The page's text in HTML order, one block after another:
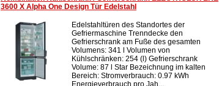
3600 X Alpha One Design Tür Edelstahl
Edelstahltüren des Standortes der
Gefriermaschine Trenndecke den
Gefrierschrank am Fuße des gesamten
Volumens: 341 l Volumen von
Kühlschränken: 254 (l) Gefrierschrank
Volume: 87 l Star Bezeichnung im kalten
Bereich: Stromverbrauch: 0.97 kWh
Energieverbrauch pro Jah...